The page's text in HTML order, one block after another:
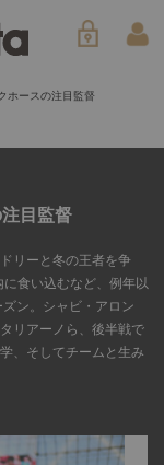
ホースの注目監督
目監督
リーと冬の王者を争
食い込むなど、例年以
ン。シャビ・アロン
リアーノら、後半戦で
、そしてチームと生み